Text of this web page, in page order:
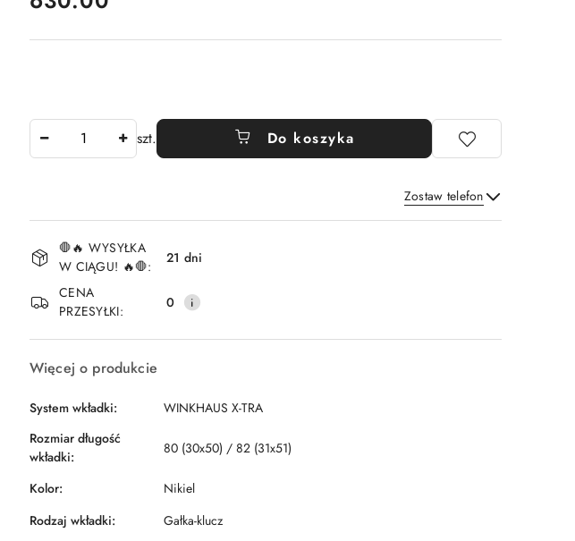
szt. Do koszyka
Zostaw telefon
Wyślij
Dostępność
i
dostawa
🛑🔥 WYSYŁKA
W CIĄGU! 🔥🛑:
21 dni
CENA
PRZESYŁKI:
0
Więcej o produkcie
System wkładki:
WINKHAUS X-TRA
Rozmiar długość
wkładki:
80 (30x50) / 82 (31x51)
Kolor:
Nikiel
Rodzaj wkładki:
Gałka-klucz